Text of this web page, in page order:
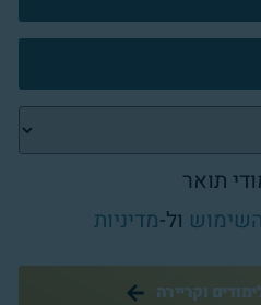
תואר
ול-מדיניות
וקריירה